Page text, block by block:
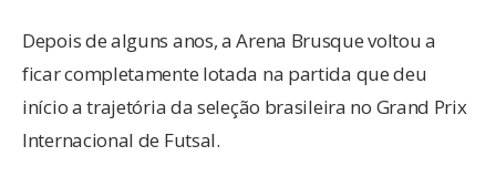
Depois de alguns anos, a Arena Brusque voltou a
ficar completamente lotada na partida que deu
início a trajetória da seleção brasileira no Grand Prix
Internacional de Futsal.